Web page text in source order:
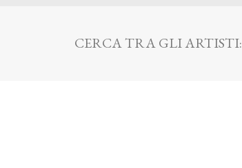
CERCA TRA GLI ARTISTI: